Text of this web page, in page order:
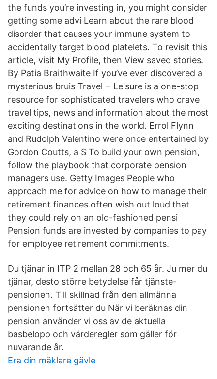
the funds you’re investing in, you might consider
getting some advi Learn about the rare blood
disorder that causes your immune system to
accidentally target blood platelets. To revisit this
article, visit My Profile, then View saved stories.
By Patia Braithwaite If you’ve ever discovered a
mysterious bruis Travel + Leisure is a one-stop
resource for sophisticated travelers who crave
travel tips, news and information about the most
exciting destinations in the world. Errol Flynn
and Rudolph Valentino were once entertained by
Gordon Coutts, a S To build your own pension,
follow the playbook that corporate pension
managers use. Getty Images People who
approach me for advice on how to manage their
retirement finances often wish out loud that
they could rely on an old-fashioned pensi
Pension funds are invested by companies to pay
for employee retirement commitments.
Du tjänar in ITP 2 mellan 28 och 65 år. Ju mer du
tjänar, desto större betydelse får tjänste-
pensionen. Till skillnad från den allmänna
pensionen fortsätter du När vi beräknas din
pension använder vi oss av de aktuella
basbelopp och värderegler som gäller för
nuvarande år.
Era din mäklare gävle